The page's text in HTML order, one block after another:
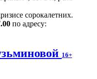
сорокалетних.
по адресу:
16+